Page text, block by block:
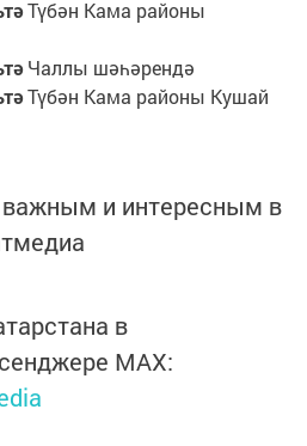
Түбән Кама районы
Чаллы шәһәрендә
Түбән Кама районы Кушай
и интересным в
в
MАХ: